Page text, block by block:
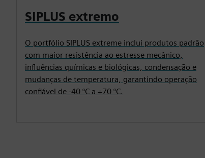
SIPLUS extremo
O portfólio SIPLUS extreme inclui produtos padrão
com maior resistência ao estresse mecânico,
influências químicas e biológicas, condensação e
mudanças de temperatura, garantindo operação
confiável de -40 °C a +70 °C.